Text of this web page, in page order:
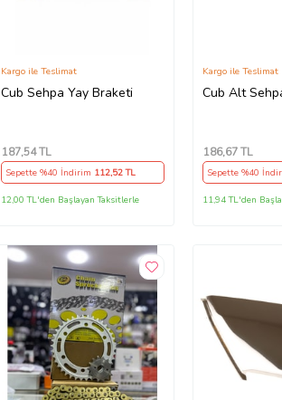
Cub Sehpa Yay Braketi
Kargo ile Teslimat
187,54 TL
Sepette %40 İndirim 112,52 TL
12,00 TL'den Başlayan Taksitlerle
Cub Alt
Kargo ile Teslimat
186,67 TL
Sepette %40
11,94 TL'den